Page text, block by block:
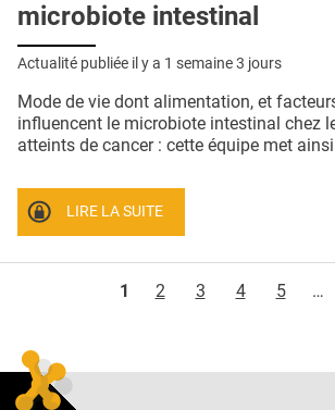
microbiote intestinal
Actualité publiée il y a 1 semaine 3 jours
Mode de vie dont alimentation, et
influencent le microbiote intestinal chez
atteints de cancer : cette équipe met ainsi
LIRE LA SUITE
1
2 3 4 5 …